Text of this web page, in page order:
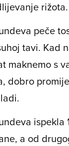
rižota.
peče
tavi. Kad
maknemo s
dobro
ispekla
a od